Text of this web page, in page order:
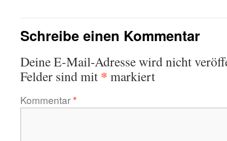
Schreibe einen Kommentar
Deine E-Mail-Adresse wird nicht
Felder sind mit * markiert
Kommentar*